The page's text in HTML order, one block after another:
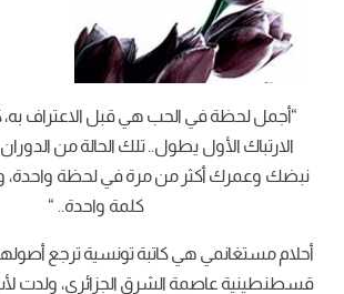
“أجمل لحظة في الحب هي قبل الاعتراف
الارتباك الأول يطول.. تلك الحالة من الدوران
نبضك وعمرك أكثر من مرة في لحظة واحدة،
كلمة واحدة.. “
أحلام مستغانمي هي كاتبة تونسية ترجع
قسطنطينية عاصمة الشرق الجزائري، ولدت